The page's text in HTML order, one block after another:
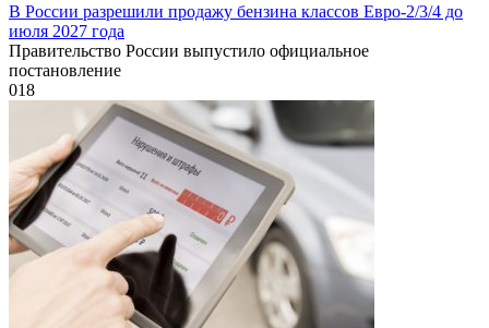
В России разрешили продажу бензина классов Евро-2/3/4 до
июля 2027 года
Правительство России выпустило официальное
постановление
018